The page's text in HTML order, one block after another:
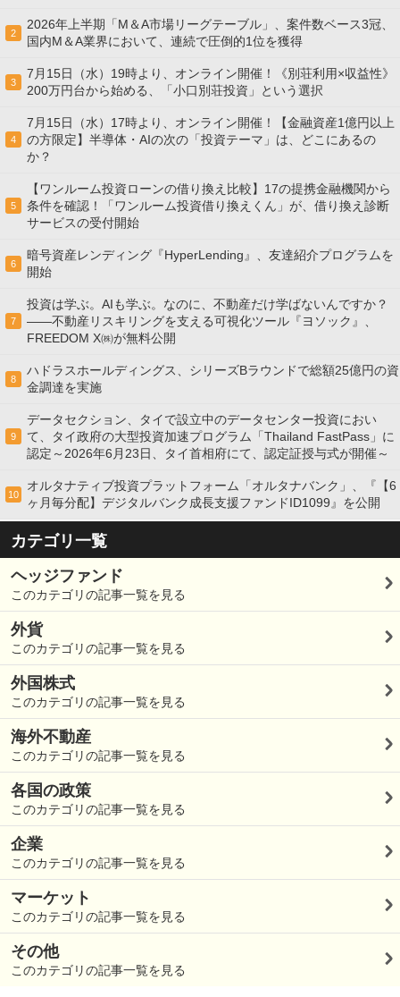
2
2026年上半期「M＆A市場リーグテーブル」、案件数ベース3冠、
国内M＆A業界において、連続で圧倒的1位を獲得
3
7月15日（水）19時より、オンライン開催！《別荘利用×収益性》
200万円台から始める、「小口別荘投資」という選択
4
7月15日（水）17時より、オンライン開催！【金融資産1億円以上
の方限定】半導体・AIの次の「投資テーマ」は、どこにあるの
か？
5
【ワンルーム投資ローンの借り換え比較】17の提携金融機関から
条件を確認！「ワンルーム投資借り換えくん」が、借り換え診断
サービスの受付開始
6
暗号資産レンディング『HyperLending』、友達紹介プログラムを
開始
7
投資は学ぶ。AIも学ぶ。なのに、不動産だけ学ばないんですか？
——不動産リスキリングを支える可視化ツール『ヨソック』、
FREEDOM X㈱が無料公開
8
ハドラスホールディングス、シリーズBラウンドで総額25億円の資
金調達を実施
9
データセクション、タイで設立中のデータセンター投資におい
て、タイ政府の大型投資加速プログラム「Thailand FastPass」に
認定～2026年6月23日、タイ首相府にて、認定証授与式が開催～
10
オルタナティブ投資プラットフォーム「オルタナバンク」、『【6
ヶ月毎分配】デジタルバンク成長支援ファンドID1099』を公開
カテゴリ一覧
ヘッジファンド
このカテゴリの記事一覧を見る
外貨
このカテゴリの記事一覧を見る
外国株式
このカテゴリの記事一覧を見る
海外不動産
このカテゴリの記事一覧を見る
各国の政策
このカテゴリの記事一覧を見る
企業
このカテゴリの記事一覧を見る
マーケット
このカテゴリの記事一覧を見る
その他
このカテゴリの記事一覧を見る